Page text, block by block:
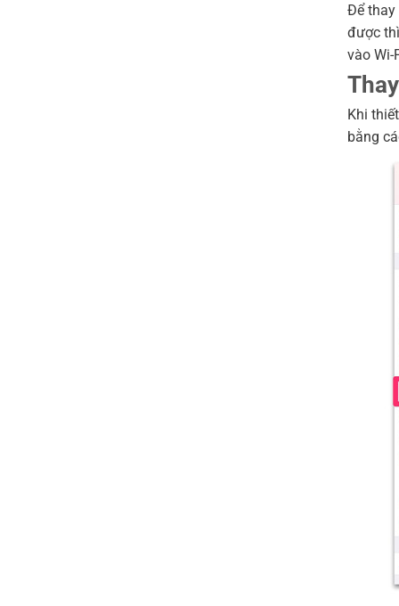
Để thay
được
vào Wi-
Khi
bằng